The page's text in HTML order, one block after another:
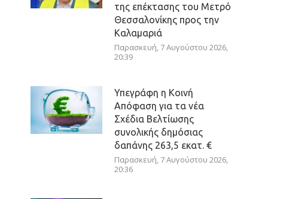
της επέκτασης του Μετρό
Θεσσαλονίκης προς την
Καλαμαριά
Παρασκευή, 7 Αυγούστου 2026,
20:39
Υπεγράφη η Κοινή
Απόφαση για τα νέα
Σχέδια Βελτίωσης
συνολικής δημόσιας
δαπάνης 263,5 εκατ. €
Παρασκευή, 7 Αυγούστου 2026,
20:36